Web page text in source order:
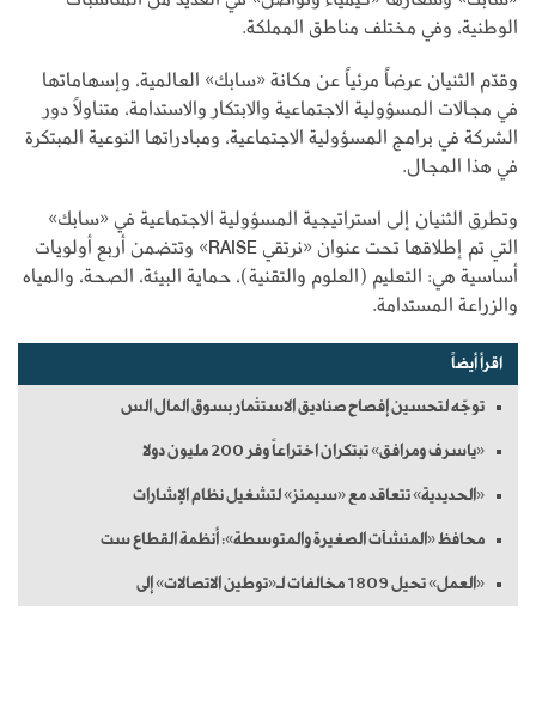
الوطنية، وفي مختلف مناطق المملكة.
وقدّم الثنيان عرضاً مرئياً عن مكانة «سابك» العالمية، وإسهاماتها
في مجالات المسؤولية الاجتماعية والابتكار والاستدامة، متناولاً دور
الشركة في برامج المسؤولية الاجتماعية، ومبادراتها النوعية المبتكرة
في هذا المجال.
وتطرق الثنيان إلى استراتيجية المسؤولية الاجتماعية في «سابك»
التي تم إطلاقها تحت عنوان «نرتقي RAISE» وتتضمن أربع أولويات
أساسية هي: التعليم (العلوم والتقنية)، حماية البيئة، الصحة، والمياه
والزراعة المستدامة.
اقرأ أيضاً
توجّه لتحسين إفصاح صناديق الاستثمار بسوق المال الس
«ياسرف ومرافق» تبتكران اختراعاً وفر 200 مليون دولا
«الحديدية» تتعاقد مع «سيمنز» لتشغيل نظام الإشارات
محافظ «المنشآت الصغيرة والمتوسطة»: أنظمة القطاع ست
«العمل» تحيل 1809 مخالفات لـ«توطين الاتصالات» إلى